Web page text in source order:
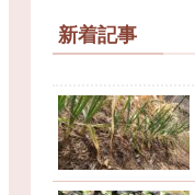
新着記事